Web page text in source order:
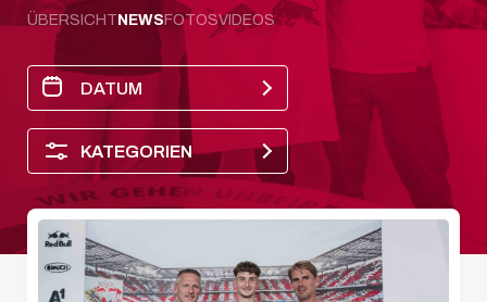
ÜBERSICHT NEWS FOTOSVIDEOS
DATUM
KATEGORIEN